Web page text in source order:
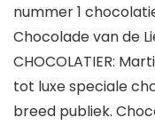
nummer 1
Chocolade van de
CHOCOLATIER:
tot luxe speciale
breed publiek.